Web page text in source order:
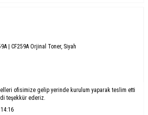
| CF259A Orjinal Toner, Siyah
ofisimize gelip yerinde kurulum yaparak teslim etti
teşekkür ederiz.